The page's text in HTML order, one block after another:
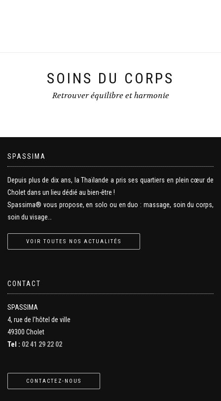
SOINS DU CORPS
Retrouver équilibre et harmonie
SPASSIMA
Depuis plus de dix ans, la Thaïlande a pris ses quartiers en plein cœur de
Cholet dans un lieu dédié au bien-être !
Spassima® vous propose, en solo ou en duo : massage, soin du corps,
soin du visage…
VOIR TOUTES NOS ACTUALITÉS
CONTACT
SPASSIMA
4, rue de l'hôtel de ville
49300 Cholet
Tel : 02 41 29 22 02
CONTACTEZ-NOUS